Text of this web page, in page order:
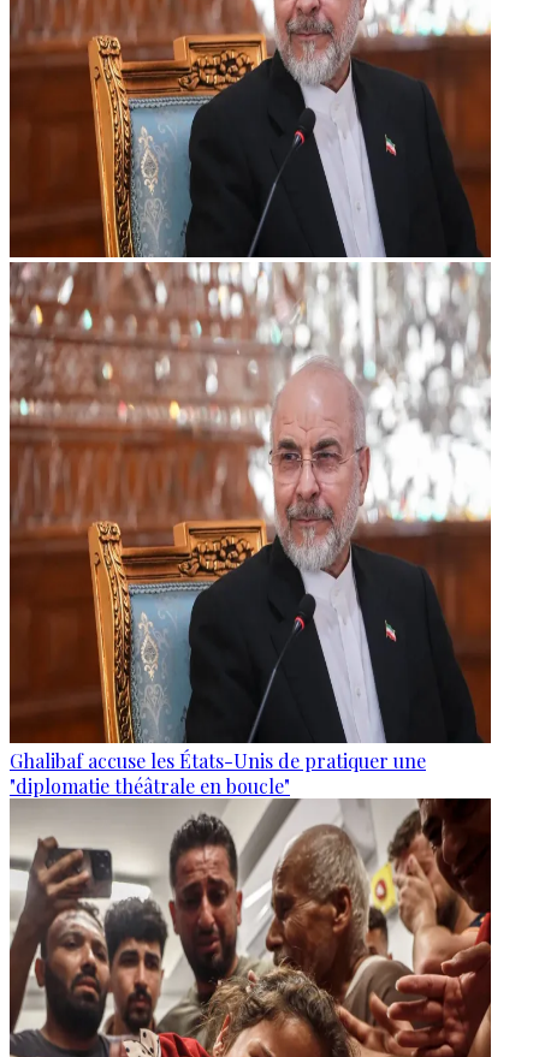
Ghalibaf accuse les États-Unis de pratiquer une
"diplomatie théâtrale en boucle"